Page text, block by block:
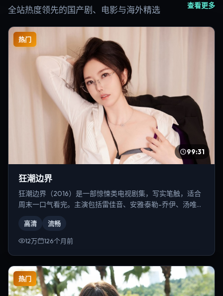
全站热度领先的国产剧、电影与海外精选 查看更多
热门
99:31
狂潮边界
狂潮边界（2016）是一部惊悚类电视剧集，写实笔触，适合
周末一口气看完。主演包括雷佳音、安雅·泰勒-乔伊、汤唯
高清 流畅
12万 126个月前
热门